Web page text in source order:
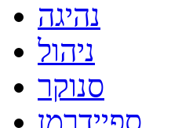
נהיגה
ניהול
סנוקר
ספיידרמן